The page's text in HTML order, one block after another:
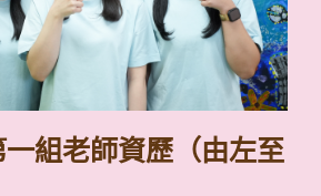
組老師資歷（由左至